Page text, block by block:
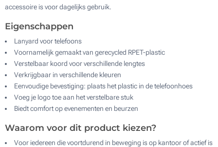
accessoire is voor dagelijks gebruik.
Eigenschappen
Lanyard voor telefoons
Voornamelijk gemaakt van gerecycled RPET-plastic
Verstelbaar koord voor verschillende lengtes
Verkrijgbaar in verschillende kleuren
Eenvoudige bevestiging: plaats het plastic in de telefoonhoes
Voeg je logo toe aan het verstelbare stuk
Biedt comfort op evenementen en beurzen
Waarom voor dit product kiezen?
Voor iedereen die voortdurend in beweging is op kantoor of actief is